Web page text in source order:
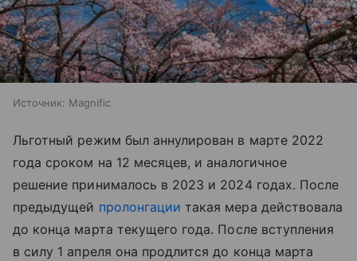
Источник: Magnific
Льготный режим был аннулирован в марте 2022
года сроком на 12 месяцев, и аналогичное
решение принималось в 2023 и 2024 годах. После
предыдущей пролонгации такая мера действовала
до конца марта текущего года. После вступления
в силу 1 апреля она продлится до конца марта